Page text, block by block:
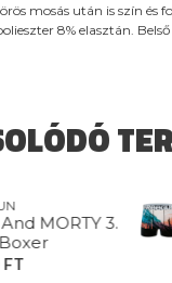
mosás után is szín és
8% elasztán.
FREEGUN
RICK And MORTY 3.
Férfi Boxer
5.900 FT